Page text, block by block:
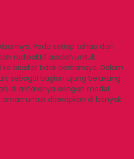
Pada setiap tahap dari
radioaktif adalah untuk
biosfer tidak berbahaya. Dalam
sebagai bagian ujung belakang
di antaranya dengan model
untuk diterapkan di banyak